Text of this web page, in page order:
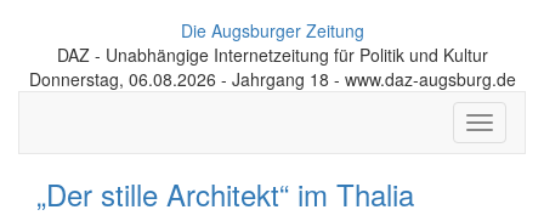
Die Augsburger Zeitung
DAZ - Unabhängige Internetzeitung für Politik und Kultur
Donnerstag, 06.08.2026 - Jahrgang 18 - www.daz-augsburg.de
Toggle
„Der stille Architekt“ im Thalia